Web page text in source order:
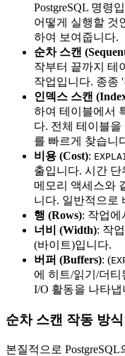
PostgreSQL 명령
어떻게 실행할 것
하여 보여줍니다.
순차 스캔
작부터 끝까지 테
작업입니다. 종종
인덱스 스캔
하여 테이블에서
다. 전체 테이블
를 빠르게 찾습니
비용 (Cost):
출입니다. 시간
메모리 액세스와
니다. 일반적으로
행 (Rows): 작업에
너비 (Width): 작
(바이트)입니다.
버퍼 (Buffers): (
에 히트/읽기/더
I/O 활동을 나타냅
순차 스캔 작동 방식
본질적으로